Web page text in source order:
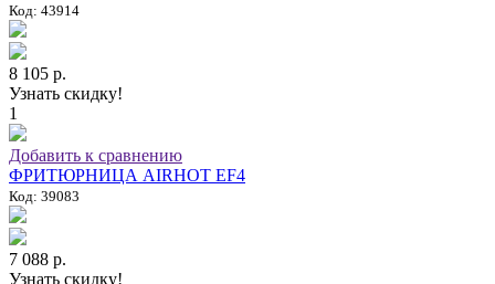
Код: 43914
8 105 р.
Узнать скидку!
1
Добавить к сравнению
ФРИТЮРНИЦА AIRHOT EF4
Код: 39083
7 088 р.
Узнать скидку!